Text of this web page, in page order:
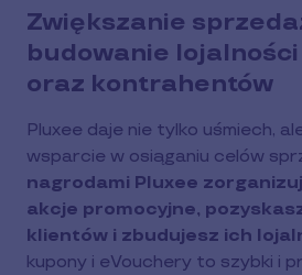
Zwiększanie
budowanie
oraz kontrahentów
Pluxee daje nie tylko uśmiech,
wsparcie w osiąganiu celów
nagrodami Pluxee
akcje promocyjne,
klientów i zbudujesz ich
kupony i eVouchery to szybki i